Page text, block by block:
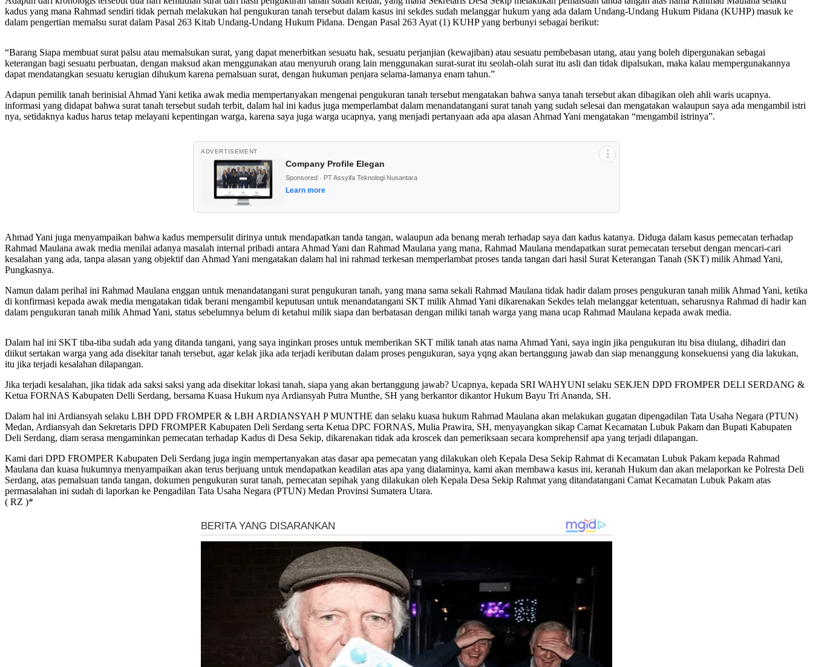
kadus yang mana Rahmad sendiri tidak pernah melakukan hal pengukuran tanah tersebut dalam kasus ini sekdes sudah melanggar hukum yang ada dalam Undang-Undang Hukum Pidana (KUHP) masuk ke
dalam pengertian memalsu surat dalam Pasal 263 Kitab Undang-Undang Hukum Pidana. Dengan Pasal 263 Ayat (1) KUHP yang berbunyi sebagai berikut:
“Barang Siapa membuat surat palsu atau memalsukan surat, yang dapat menerbitkan sesuatu hak, sesuatu perjanjian (kewajiban) atau sesuatu pembebasan utang, atau yang boleh dipergunakan sebagai
keterangan bagi sesuatu perbuatan, dengan maksud akan menggunakan atau menyuruh orang lain menggunakan surat-surat itu seolah-olah surat itu asli dan tidak dipalsukan, maka kalau mempergunakannya
dapat mendatangkan sesuatu kerugian dihukum karena pemalsuan surat, dengan hukuman penjara selama-lamanya enam tahun.”
Adapun pemilik tanah berinisial Ahmad Yani ketika awak media mempertanyakan mengenai pengukuran tanah tersebut mengatakan bahwa sanya tanah tersebut akan dibagikan oleh ahli waris ucapnya.
informasi yang didapat bahwa surat tanah tersebut sudah terbit, dalam hal ini kadus juga memperlambat dalam menandatangani surat tanah yang sudah selesai dan mengatakan walaupun saya ada mengambil istri
nya, setidaknya kadus harus tetap melayani kepentingan warga, karena saya juga warga ucapnya, yang menjadi pertanyaan ada apa alasan Ahmad Yani mengatakan “mengambil istrinya”.
ADVERTISEMENT ⋮
Company Profile Elegan
Sponsored · PT Assyifa Teknologi Nusantara
Learn more
Ahmad Yani juga menyampaikan bahwa kadus mempersulit dirinya untuk mendapatkan tanda tangan, walaupun ada benang merah terhadap saya dan kadus katanya. Diduga dalam kasus pemecatan terhadap
Rahmad Maulana awak media menilai adanya masalah internal pribadi antara Ahmad Yani dan Rahmad Maulana yang mana, Rahmad Maulana mendapatkan surat pemecatan tersebut dengan mencari-cari
kesalahan yang ada, tanpa alasan yang objektif dan Ahmad Yani mengatakan dalam hal ini rahmad terkesan memperlambat proses tanda tangan dari hasil Surat Keterangan Tanah (SKT) milik Ahmad Yani,
Pungkasnya.
Namun dalam perihal ini Rahmad Maulana enggan untuk menandatangani surat pengukuran tanah, yang mana sama sekali Rahmad Maulana tidak hadir dalam proses pengukuran tanah milik Ahmad Yani, ketika
di konfirmasi kepada awak media mengatakan tidak berani mengambil keputusan untuk menandatangani SKT milik Ahmad Yani dikarenakan Sekdes telah melanggar ketentuan, seharusnya Rahmad di hadir kan
dalam pengukuran tanah milik Ahmad Yani, status sebelumnya belum di ketahui milik siapa dan berbatasan dengan miliki tanah warga yang mana ucap Rahmad Maulana kepada awak media.
Dalam hal ini SKT tiba-tiba sudah ada yang ditanda tangani, yang saya inginkan proses untuk memberikan SKT milik tanah atas nama Ahmad Yani, saya ingin jika pengukuran itu bisa diulang, dihadiri dan
diikut sertakan warga yang ada disekitar tanah tersebut, agar kelak jika ada terjadi keributan dalam proses pengukuran, saya yqng akan bertanggung jawab dan siap menanggung konsekuensi yang dia lakukan,
itu jika terjadi kesalahan dilapangan.
Jika terjadi kesalahan, jika tidak ada saksi saksi yang ada disekitar lokasi tanah, siapa yang akan bertanggung jawab? Ucapnya, kepada SRI WAHYUNI selaku SEKJEN DPD FROMPER DELI SERDANG &
Ketua FORNAS Kabupaten Delli Serdang, bersama Kuasa Hukum nya Ardiansyah Putra Munthe, SH yang berkantor dikantor Hukum Bayu Tri Ananda, SH.
Dalam hal ini Ardiansyah selaku LBH DPD FROMPER & LBH ARDIANSYAH P MUNTHE dan selaku kuasa hukum Rahmad Maulana akan melakukan gugatan dipengadilan Tata Usaha Negara (PTUN)
Medan, Ardiansyah dan Sekretaris DPD FROMPER Kabupaten Deli Serdang serta Ketua DPC FORNAS, Mulia Prawira, SH, menyayangkan sikap Camat Kecamatan Lubuk Pakam dan Bupati Kabupaten
Deli Serdang, diam serasa mengaminkan pemecatan terhadap Kadus di Desa Sekip, dikarenakan tidak ada kroscek dan pemeriksaan secara komprehensif apa yang terjadi dilapangan.
Kami dari DPD FROMPER Kabupaten Deli Serdang juga ingin mempertanyakan atas dasar apa pemecatan yang dilakukan oleh Kepala Desa Sekip Rahmat di Kecamatan Lubuk Pakam kepada Rahmad
Maulana dan kuasa hukumnya menyampaikan akan terus berjuang untuk mendapatkan keadilan atas apa yang dialaminya, kami akan membawa kasus ini, keranah Hukum dan akan melaporkan ke Polresta Deli
Serdang, atas pemalsuan tanda tangan, dokumen pengukuran surat tanah, pemecatan sepihak yang dilakukan oleh Kepala Desa Sekip Rahmat yang ditandatangani Camat Kecamatan Lubuk Pakam atas
permasalahan ini sudah di laporkan ke Pengadilan Tata Usaha Negara (PTUN) Medan Provinsi Sumatera Utara.
( RZ )*